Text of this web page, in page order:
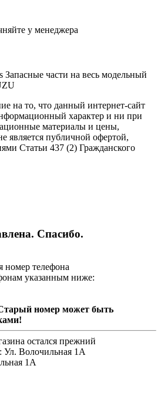
у менеджера
Запасные части на весь модельный
на то, что данный интернет-сайт
характер и ни при
материалы и цены,
является публичной офертой,
Статьи 437 (2) Гражданского
Спасибо.
номер телефона
указанным ниже:
номер может быть
остался прежний
Ул. Волочильная 1А
1А